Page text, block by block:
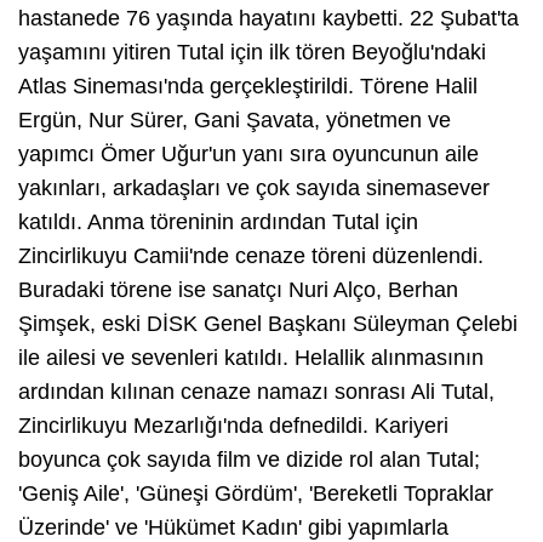
hastanede 76 yaşında hayatını kaybetti. 22 Şubat'ta
yaşamını yitiren Tutal için ilk tören Beyoğlu'ndaki
Atlas Sineması'nda gerçekleştirildi. Törene Halil
Ergün, Nur Sürer, Gani Şavata, yönetmen ve
yapımcı Ömer Uğur'un yanı sıra oyuncunun aile
yakınları, arkadaşları ve çok sayıda sinemasever
katıldı. Anma töreninin ardından Tutal için
Zincirlikuyu Camii'nde cenaze töreni düzenlendi.
Buradaki törene ise sanatçı Nuri Alço, Berhan
Şimşek, eski DİSK Genel Başkanı Süleyman Çelebi
ile ailesi ve sevenleri katıldı. Helallik alınmasının
ardından kılınan cenaze namazı sonrası Ali Tutal,
Zincirlikuyu Mezarlığı'nda defnedildi. Kariyeri
boyunca çok sayıda film ve dizide rol alan Tutal;
'Geniş Aile', 'Güneşi Gördüm', 'Bereketli Topraklar
Üzerinde' ve 'Hükümet Kadın' gibi yapımlarla